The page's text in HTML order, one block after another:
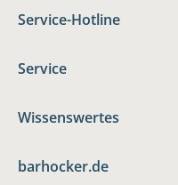
Service-Hotline
Service
Wissenswertes
barhocker.de